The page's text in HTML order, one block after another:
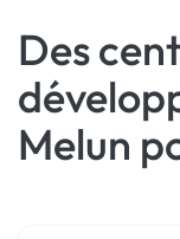
Des
Melun